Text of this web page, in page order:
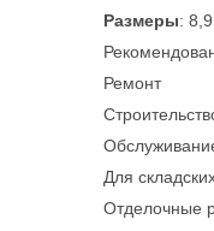
Размеры: 8,9
Ремонт
Для
Отделочные